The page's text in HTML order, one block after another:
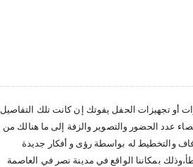
تجهيزات الحفل يفوتك إن كانت تلك التفاصيل
عدد الحضور والتصوير والزفة إلى ما هنالك من
والتخطيط له بواسطة رؤى و أفكار جديدة
بمكاننا الواقع في مدينة نصر في العاصمة